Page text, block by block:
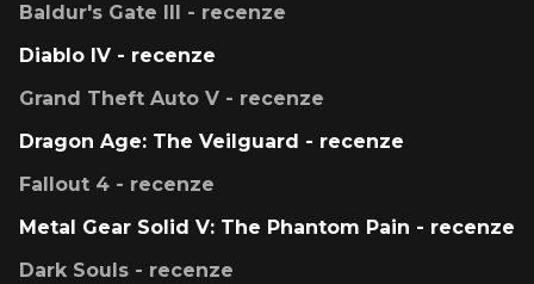
Baldur's Gate III - recenze
Diablo IV - recenze
Grand Theft Auto V - recenze
Dragon Age: The Veilguard - recenze
Fallout 4 - recenze
Metal Gear Solid V: The Phantom Pain - recenze
Dark Souls - recenze